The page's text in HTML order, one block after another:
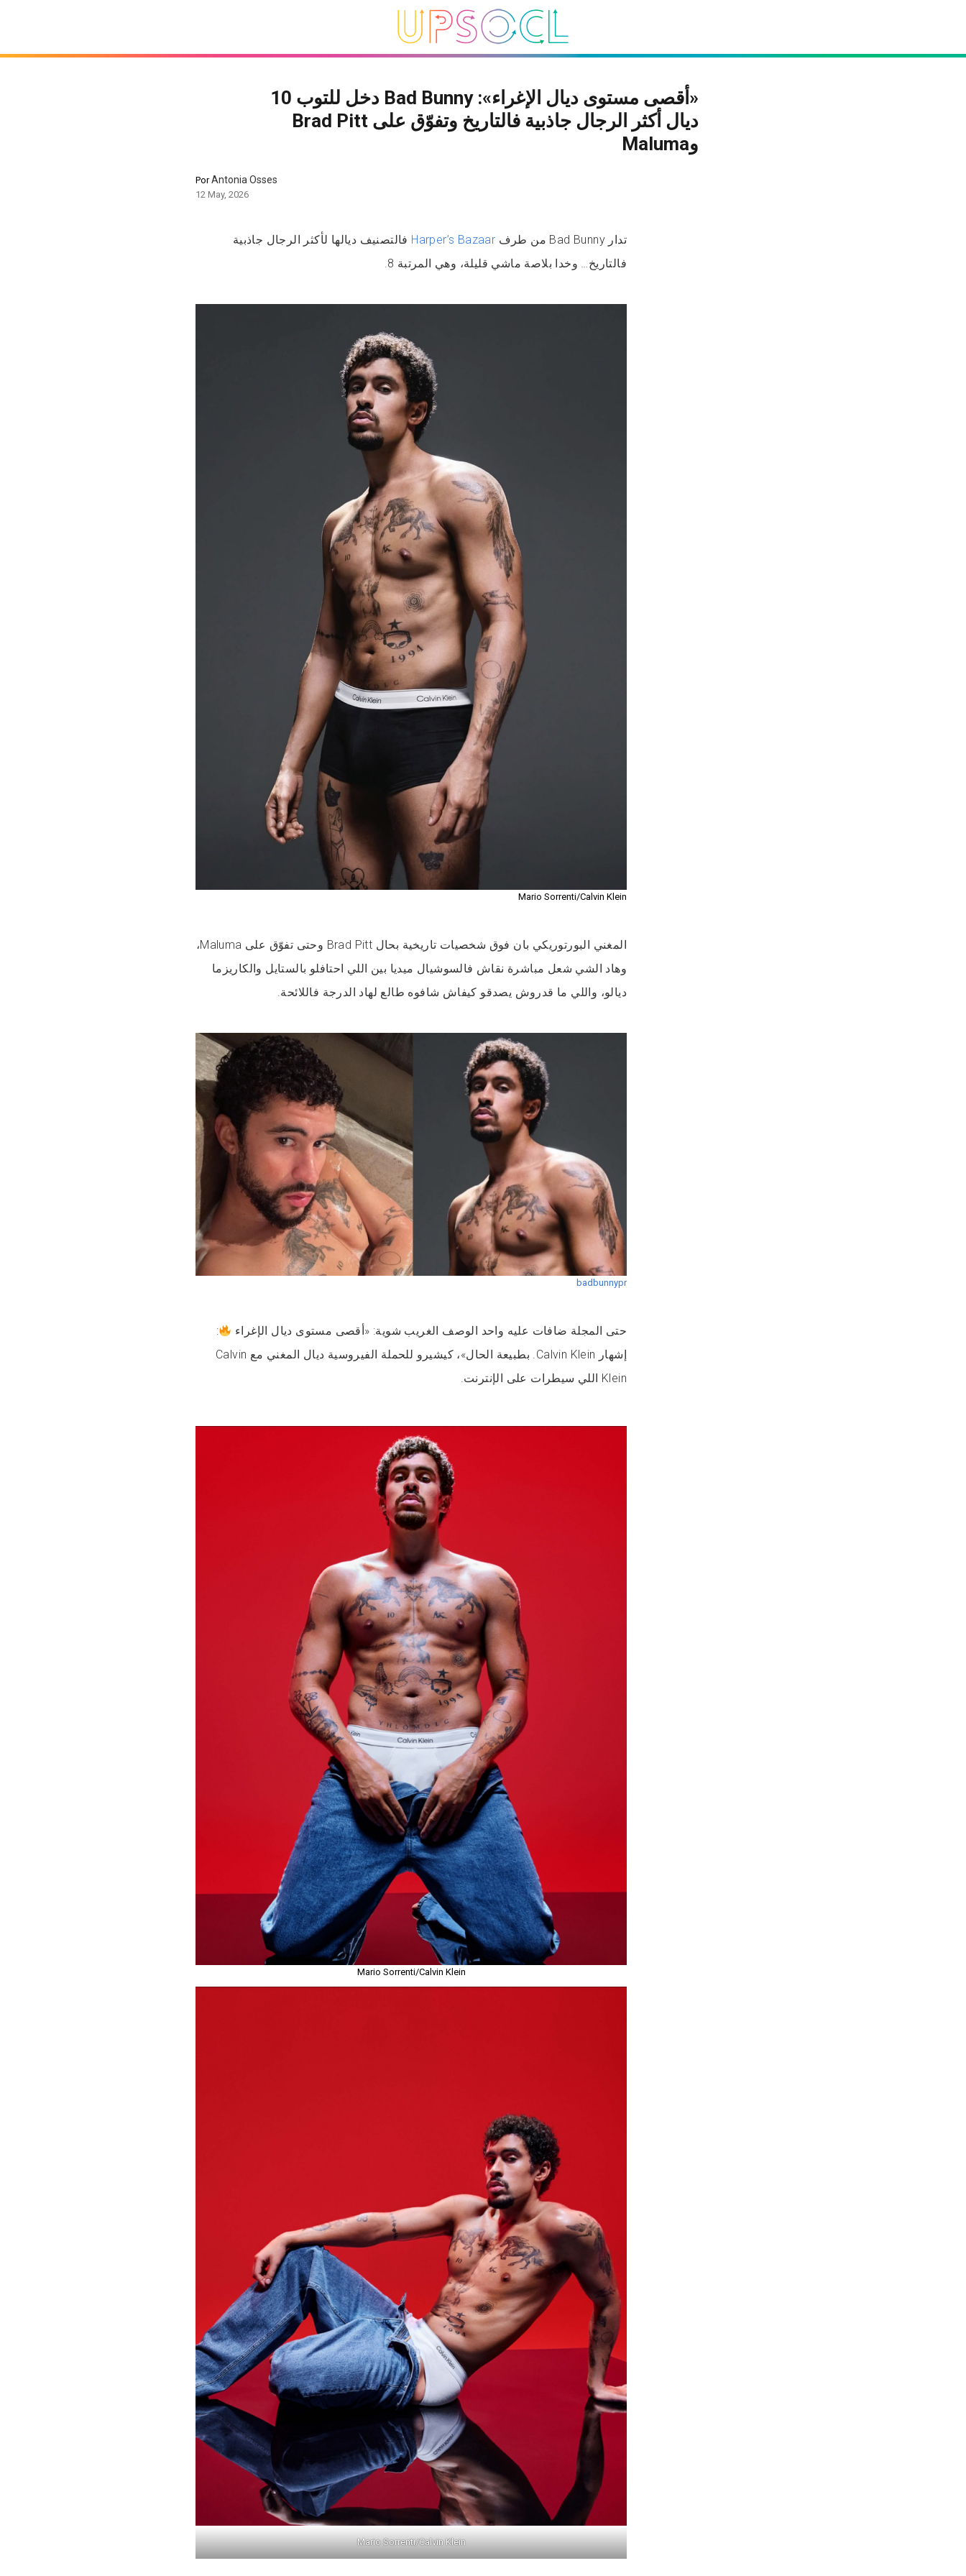
«أقصى مستوى ديال الإغراء»: Bad Bunny دخل للتوب 10
ديال أكثر الرجال جاذبية فالتاريخ وتفوّق على Brad Pitt
وMaluma
PorAntonia Osses
12 May, 2026
تدار Bad Bunny من طرف Harper’s Bazaar فالتصنيف ديالها لأكثر الرجال جاذبية
فالتاريخ… وخدا بلاصة ماشي قليلة، وهي المرتبة 8.
Mario Sorrenti/Calvin Klein
المغني البورتوريكي بان فوق شخصيات تاريخية بحال Brad Pitt وحتى تفوّق على Maluma،
وهاد الشي شعل مباشرة نقاش فالسوشيال ميديا بين اللي احتافلو بالستايل والكاريزما
ديالو، واللي ما قدروش يصدقو كيفاش شافوه طالع لهاد الدرجة فاللائحة.
badbunnypr
حتى المجلة ضافات عليه واحد الوصف الغريب شوية: «أقصى مستوى ديال الإغراء
:
إشهار Calvin Klein. بطبيعة الحال»، كيشيرو للحملة الفيروسية ديال المغني مع Calvin
Klein اللي سيطرات على الإنترنت.
Mario Sorrenti/Calvin Klein
Mario Sorrenti/Calvin Klein